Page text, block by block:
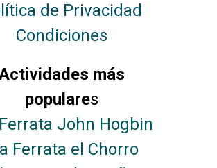
de Privacidad
Condiciones
más
populares
John Hogbin
Ferrata el Chorro